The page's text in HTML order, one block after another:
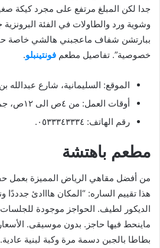
جدا لكن المبلغ مرتفع على مجرد كيكة
وشوية ورد والطاولات في الفئة
ببارتشن شفاف ماعجبني هالشي خاصة
خصوصية”. تفاصيل مطعم فونتينبلو.
الموقع: السليمانية، شارع عبدالله
أوقات العمل: من ٤ص الى ١٢ص، جميع أيام الأسبوع.
رقم الهاتف: ٠٥٣٣٣٤٣٣٣٤.
مطعم باهتشة
من أفضل مقاهي الرياض المميزة بعمل
هذا تقييم الساره: “المكان هااادئ جدددًا
الديكور لطيف. الحواجز موجودة للجلسات
ماينحط فيها حاجز. بدون موسيقى.
بطاطا بالجبن دسمة مرة وكبة لبنية